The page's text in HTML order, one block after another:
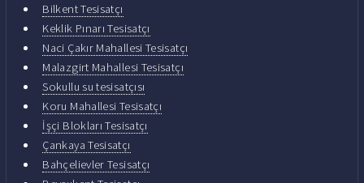
Bilkent Tesisatçı
Keklik Pınarı Tesisatçı
Naci Çakır Mahallesi Tesisatçı
Malazgirt Mahallesi Tesisatçı
Sokullu su tesisatçısı
Koru Mahallesi Tesisatçı
İşçi Blokları Tesisatçı
Çankaya Tesisatçı
Bahçelievler Tesisatçı